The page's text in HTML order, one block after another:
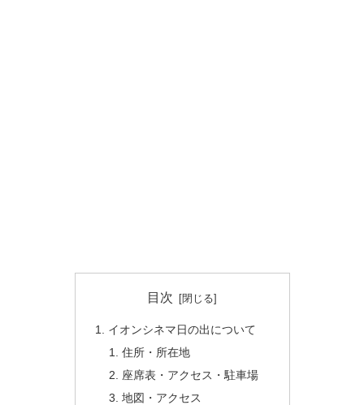
目次
イオンシネマ日の出について
住所・所在地
座席表・アクセス・駐車場
地図・アクセス